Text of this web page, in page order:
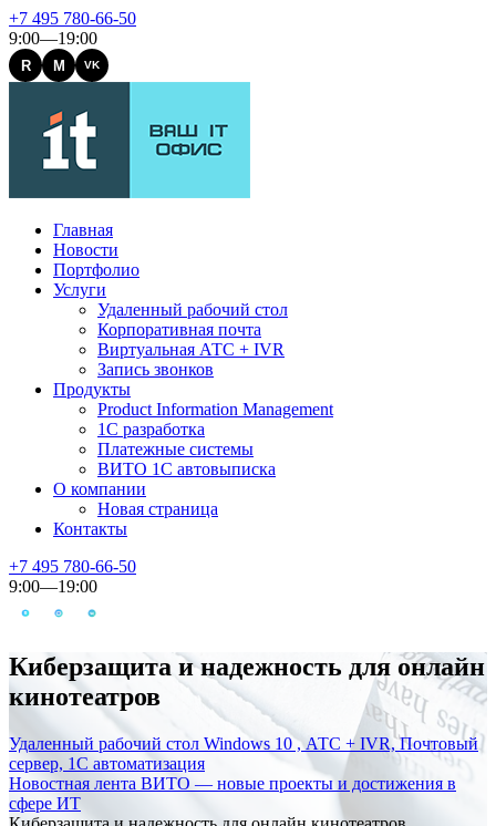
+7 495 780-66-50
9:00—19:00
R M VK
Главная
Новости
Портфолио
Услуги
Удаленный рабочий стол
Корпоративная почта
Виртуальная АТС + IVR
Запись звонков
Продукты
Product Information Management
1С разработка
Платежные системы
ВИТО 1С автовыписка
О компании
Новая страница
Контакты
+7 495 780-66-50
9:00—19:00
Киберзащита и надежность для онлайн
кинотеатров
Удаленный рабочий стол Windows 10 , АТС + IVR, Почтовый
сервер, 1С автоматизация
Новостная лента ВИТО — новые проекты и достижения в
сфере ИТ